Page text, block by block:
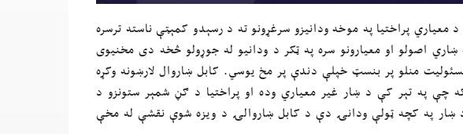
پراختیا په موخه ودانیزو سرغړونو ته د رسېدو کمېټې ناسته ترسره
اصولو او معیارونو سره په ټکر د ودانیو له جوړولو څخه دی مخنیوی
منلو پر بنسټ خپلې دندې پر مخ یوسي. کابل ښاروال لارښونه وکړه
په تېر کې د ښار غیر معیاري وده او پراختیا د ګڼ شمېر ستونزو د
په کچه ټولې ودانۍ دې د کابل ښاروالۍ د ویزه شوې نقشې له مخې